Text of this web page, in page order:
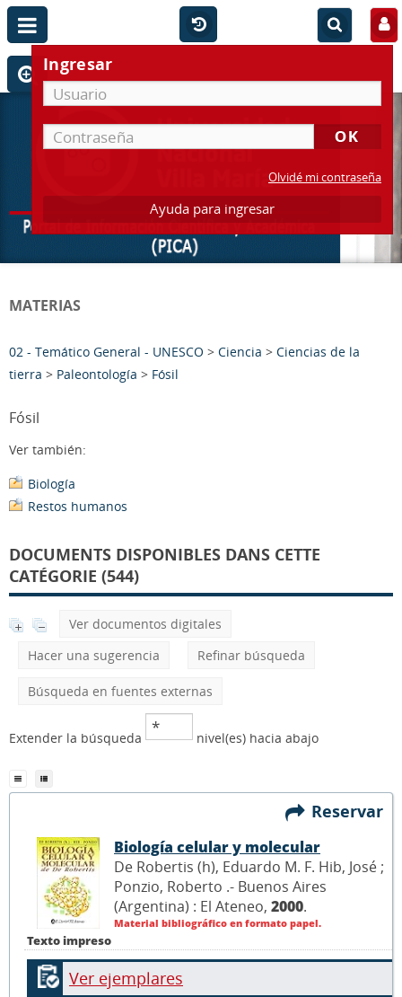
Ingresar
Olvidé mi contraseña
Ayuda para ingresar
MATERIAS
02 - Temático General - UNESCO > Ciencia > Ciencias de la
tierra > Paleontología > Fósil
Fósil
Ver también:
Biología
Restos humanos
DOCUMENTS DISPONIBLES DANS CETTE
CATÉGORIE (544)
Ver documentos digitales
Hacer una sugerencia
Refinar búsqueda
Búsqueda en fuentes externas
Extender la búsqueda nivel(es) hacia abajo
Reservar
Texto impreso
Biología celular y molecular
De Robertis (h), Eduardo M. F. Hib, José ;
Ponzio, Roberto .- Buenos Aires
(Argentina) : El Ateneo, 2000.
Material bibliográfico en formato papel.
Ver ejemplares